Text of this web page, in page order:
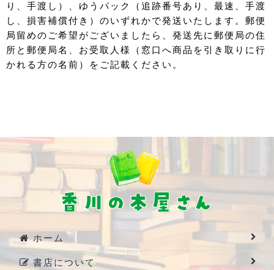
り、手渡し）、ゆうパック（追跡番号あり、最速、手渡
し、損害補償付き）のいずれかで発送いたします。郵便
局留めのご希望がございましたら、発送先に郵便局の住
所と郵便局名、お受取人様（窓口へ商品を引き取りに行
かれる方の名前）をご記載ください。
ホーム
書店について